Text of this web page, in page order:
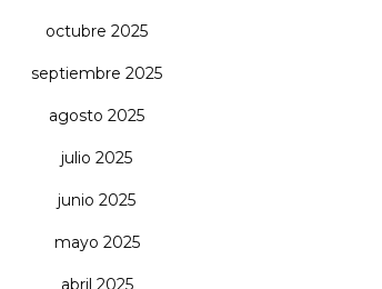
octubre 2025
septiembre 2025
agosto 2025
julio 2025
junio 2025
mayo 2025
abril 2025